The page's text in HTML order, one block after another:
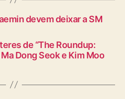
g
e
s
devem deixar a SM
de “The Roundup:
Dong Seok e Kim Moo